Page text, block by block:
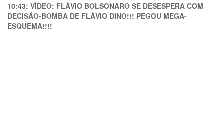
10:43: VÍDEO: FLÁVIO BOLSONARO SE DESESPERA COM
DECISÃO-BOMBA DE FLÁVIO DINO!!! PEGOU MEGA-
ESQUEMA!!!!